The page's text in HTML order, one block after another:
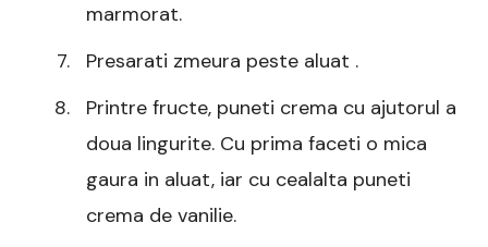
marmorat.
Presarati zmeura peste aluat .
Printre fructe, puneti crema cu ajutorul a
doua lingurite. Cu prima faceti o mica
gaura in aluat, iar cu cealalta puneti
crema de vanilie.